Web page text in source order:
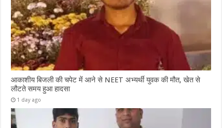
आकाशीय बिजली की चपेट में आने से NEET अभ्यर्थी युवक की मौत, खेत से
लौटते समय हुआ हादसा
1 day ago